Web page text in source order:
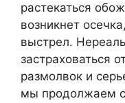
растекаться
возникнет
выстрел.
застраховаться
размолвок и
мы продолжаем